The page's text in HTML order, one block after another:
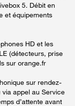
5. Débit en
et équipements
HD et les
(détecteurs, prise
sur orange.fr
sur rendez-
appel au Service
d’attente avant